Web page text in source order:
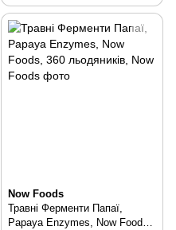
Now Foods
Травні Ферменти Папаї,
Papaya Enzymes, Now Foods,